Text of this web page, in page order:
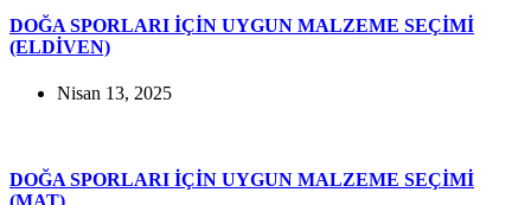
DOĞA SPORLARI İÇİN UYGUN MALZEME SEÇİMİ
(ELDİVEN)
Nisan 13, 2025
DOĞA SPORLARI İÇİN UYGUN MALZEME SEÇİMİ